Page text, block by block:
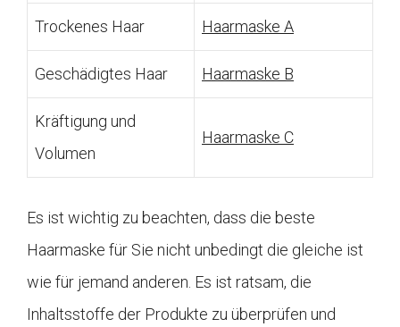
Trockenes Haar Haarmaske A
Geschädigtes Haar Haarmaske B
Kräftigung und
Volumen
Haarmaske C
Es ist wichtig zu beachten, dass die beste
Haarmaske für Sie nicht unbedingt die gleiche ist
wie für jemand anderen. Es ist ratsam, die
Inhaltsstoffe der Produkte zu überprüfen und